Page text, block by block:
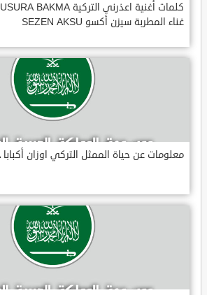
غناء المطربة سيزن أكسو SEZEN AKSU
معلومات عن حياة الممثل التركي اوزان أكبابا OZAN AKBABA